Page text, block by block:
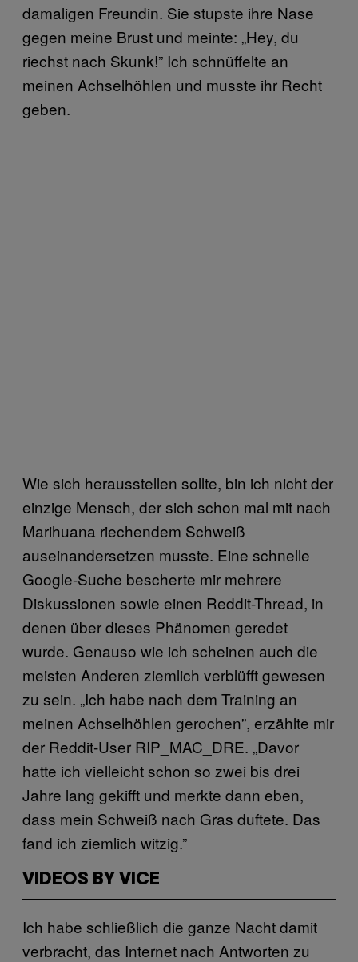
damaligen Freundin. Sie stupste ihre Nase
gegen meine Brust und meinte: „Hey, du
riechst nach Skunk!” Ich schnüffelte an
meinen Achselhöhlen und musste ihr Recht
geben.
Wie sich herausstellen sollte, bin ich nicht der
einzige Mensch, der sich schon mal mit nach
Marihuana riechendem Schweiß
auseinandersetzen musste. Eine schnelle
Google-Suche bescherte mir mehrere
Diskussionen sowie einen Reddit-Thread, in
denen über dieses Phänomen geredet
wurde. Genauso wie ich scheinen auch die
meisten Anderen ziemlich verblüfft gewesen
zu sein. „Ich habe nach dem Training an
meinen Achselhöhlen gerochen”, erzählte mir
der Reddit-User RIP_MAC_DRE. „Davor
hatte ich vielleicht schon so zwei bis drei
Jahre lang gekifft und merkte dann eben,
dass mein Schweiß nach Gras duftete. Das
fand ich ziemlich witzig.”
VIDEOS BY VICE
Ich habe schließlich die ganze Nacht damit
verbracht, das Internet nach Antworten zu